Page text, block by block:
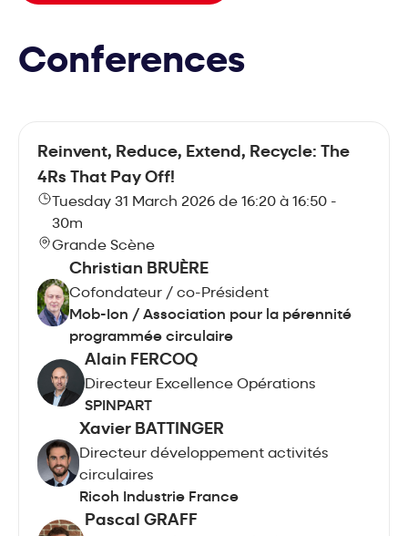
Conferences
Reinvent, Reduce, Extend, Recycle: The
4Rs That Pay Off!
Tuesday 31 March 2026 de 16:20 à 16:50 -
30m
Grande Scène
Christian BRUÈRE
Cofondateur / co-Président
Mob-Ion / Association pour la pérennité
programmée circulaire
Alain FERCOQ
Directeur Excellence Opérations
SPINPART
Xavier BATTINGER
Directeur développement activités
circulaires
Ricoh Industrie France
Pascal GRAFF